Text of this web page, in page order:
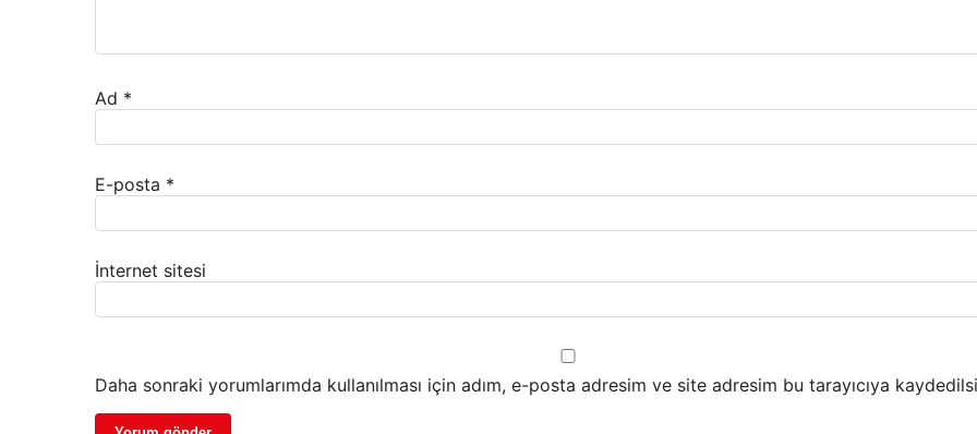
Ad *
E-posta *
İnternet sitesi
Daha sonraki yorumlarımda kullanılması için adım, e-posta adresim ve site adresim bu tarayıcıya